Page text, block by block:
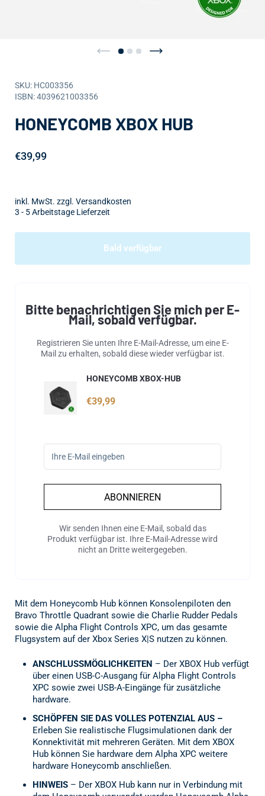
SKU: HC003356
ISBN: 4039621003356
HONEYCOMB XBOX HUB
€39,99
inkl. MwSt. zzgl. Versandkosten
3 - 5 Arbeitstage Lieferzeit
Bald verfügbar
Bitte benachrichtigen Sie mich per E-
Mail, sobald verfügbar.
Registrieren Sie unten Ihre E-Mail-Adresse, um eine E-
Mail zu erhalten, sobald diese wieder verfügbar ist.
HONEYCOMB XBOX-HUB
€39,99
ABONNIEREN
Wir senden Ihnen eine E-Mail, sobald das
Produkt verfügbar ist. Ihre E-Mail-Adresse wird
nicht an Dritte weitergegeben.
Mit dem Honeycomb Hub können Konsolenpiloten den
Bravo Throttle Quadrant sowie die Charlie Rudder Pedals
sowie die Alpha Flight Controls XPC, um das gesamte
Flugsystem auf der Xbox Series X|S nutzen zu können.
ANSCHLUSSMÖGLICHKEITEN – Der XBOX Hub verfügt
über einen USB-C-Ausgang für Alpha Flight Controls
XPC sowie zwei USB-A-Eingänge für zusätzliche
hardware.
SCHÖPFEN SIE DAS VOLLES POTENZIAL AUS –
Erleben Sie realistische Flugsimulationen dank der
Konnektivität mit mehreren Geräten. Mit dem XBOX
Hub können Sie hardware dem Alpha XPC weitere
hardware Honeycomb anschließen.
HINWEIS– Der XBOX Hub kann nur in Verbindung mit